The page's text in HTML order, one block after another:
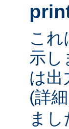
こ
示し
は出
(詳
ま